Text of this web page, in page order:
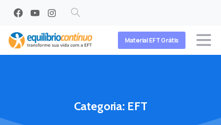
Search
Material EFT Grátis
Categoria: EFT